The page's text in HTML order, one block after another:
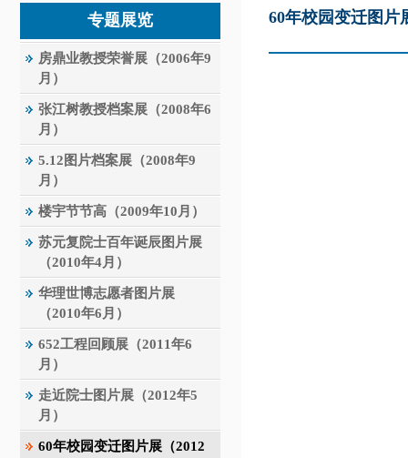
专题展览
房鼎业教授荣誉展（2006年9
月）
张江树教授档案展（2008年6
月）
5.12图片档案展（2008年9
月）
楼宇节节高（2009年10月）
苏元复院士百年诞辰图片展
（2010年4月）
华理世博志愿者图片展
（2010年6月）
652工程回顾展（2011年6
月）
走近院士图片展（2012年5
月）
60年校园变迁图片展（2012
60年校园变迁图片